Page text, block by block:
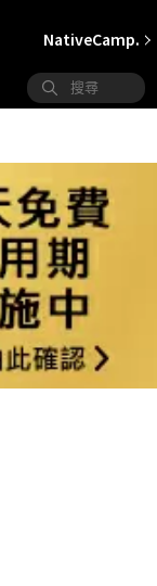
NativeCamp.